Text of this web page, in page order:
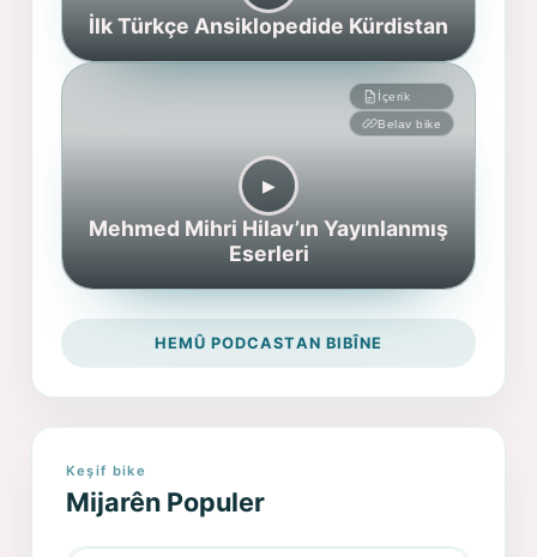
İlk Türkçe Ansiklopedide Kürdistan
İçerik
Belav bike
▶︎
Mehmed Mihri Hilav’ın Yayınlanmış
Eserleri
HEMÛ PODCASTAN BIBÎNE
Keşif bike
Mijarên Populer